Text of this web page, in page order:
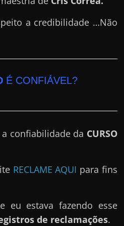
a credibilidade …Não
É CONFIÁVEL?
a confiabilidade da CURSO
RECLAME AQUI para fins
eu estava fazendo esse
de reclamações.